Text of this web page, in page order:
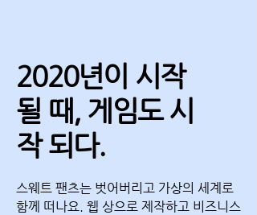
2020년이 시작
될 때, 게임도 시
작 되다.
스웨트 팬츠는 벗어버리고 가상의 세계로
함께 떠나요. 웹 상으로 제작하고 비즈니스